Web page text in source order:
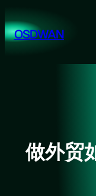
至
内OSDWAN
做外贸